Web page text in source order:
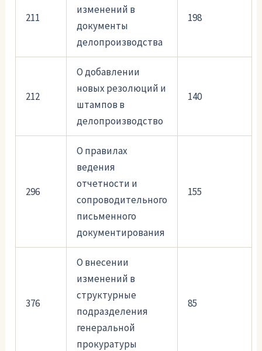
211
изменений в
документы
делопроизводства
198
212
О добавлении
новых резолюций и
штампов в
делопроизводство
140
296
О правилах
ведения
отчетности и
сопроводительного
письменного
документирования
155
376
О внесении
изменений в
структурные
подразделения
генеральной
прокуратуры
85